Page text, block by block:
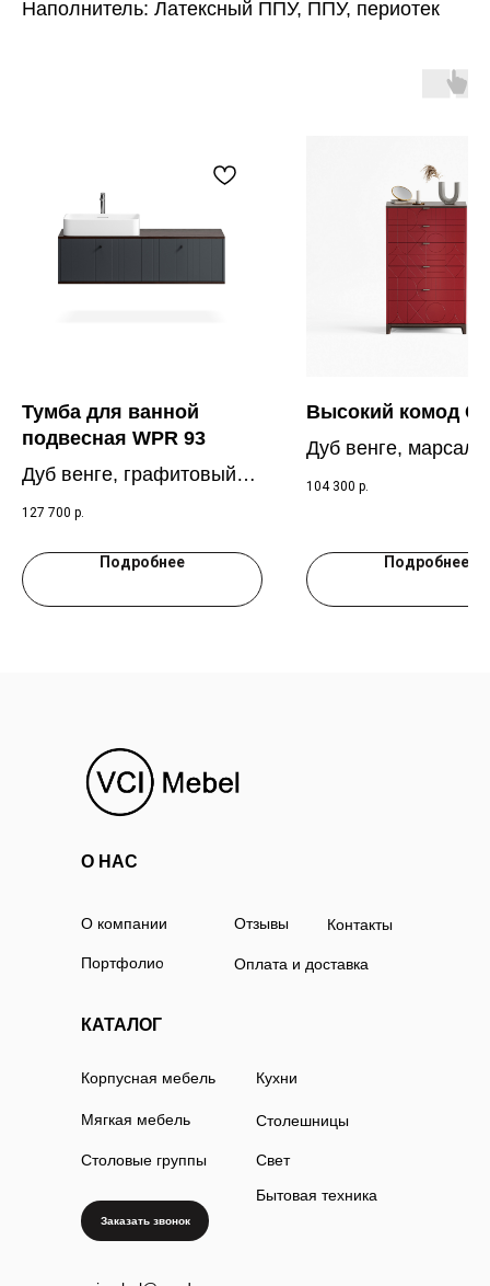
Наполнитель: Латексный ППУ, ППУ, периотек
Тумба для ванной
подвесная WPR 93
Дуб венге, графитовый
RAL 7016
127 700 р.
Подробнее
Высокий комод
Дуб венге,
3005
104 300 р.
Подробнее
О компании
О НАС
КАТАЛОГ
Портфолио
Контакты
Отзывы
Корпусная мебель
Оплата и доставка
Мягкая мебель
Столовые группы
Кухни
Столешницы
Свет
Бытовая техника
Заказать звонок